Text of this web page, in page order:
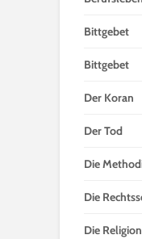
Bittgebet
Bittgebet
Der Koran
Der Tod
Die
Die
Die